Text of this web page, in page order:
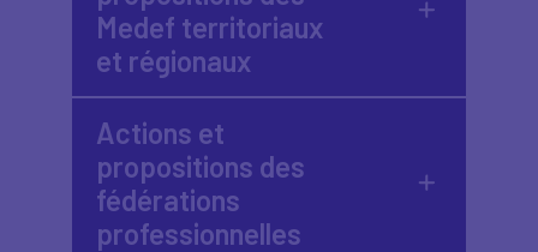
Medef territoriaux
et régionaux
Actions et
propositions des
fédérations
professionnelles